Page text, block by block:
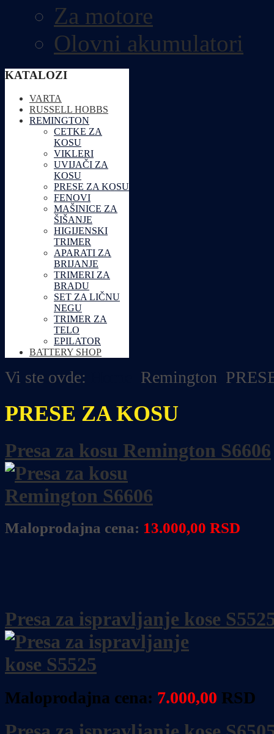
Za motore
Olovni akumulatori
KATALOZI
VARTA
RUSSELL HOBBS
REMINGTON
CETKE ZA
KOSU
VIKLERI
UVIJAČI ZA
KOSU
PRESE ZA KOSU
FENOVI
MAŠINICE ZA
ŠIŠANJE
HIGIJENSKI
TRIMER
APARATI ZA
BRIJANJE
TRIMERI ZA
BRADU
SET ZA LIČNU
NEGU
TRIMER ZA
TELO
EPILATOR
BATTERY SHOP
Vi ste ovde: Remington
PRESE ZA KOSU
Presa za kosu Remington S6606
Maloprodajna cena: 13.000,00 RSD
Presa za ispravljanje kose
Maloprodajna cena: 7.000,00 RSD